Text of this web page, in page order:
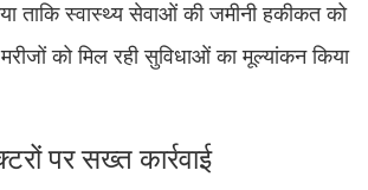
ताकि स्वास्थ्य सेवाओं की जमीनी हकीकत को
को मिल रही सुविधाओं का मूल्यांकन किया
पर सख्त कार्रवाई